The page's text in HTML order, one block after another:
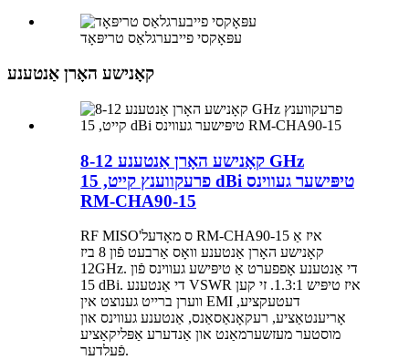
עפּאָקסי פייבערגלאַס טריפּאָד
קאָנישע האָרן אַנטענע
קאָנישע האָרן אַנטענע 8-12 GHz
פרעקווענץ קייט, 15 dBi טיפּישער געווינס
RM-CHA90-15
RF MISO'ס מאָדעל RM-CHA90-15 איז אַ
קאָנישע האָרן אַנטענע וואָס אַרבעט פֿון 8 ביז
12GHz. די אַנטענע אָפפערט אַ טיפּישע געווינס פֿון
15 dBi. די אַנטענע VSWR איז טיפּיש 1.3:1. זי קען
ווערן ברייט גענוצט אין EMI דעטעקציע,
אָריענטאַציע, רעקאָנאַסאַנס, אַנטענע געווינס און
מוסטער מעזשערמאַנט און אַנדערע אַפּליקאַציע
פֿעלדער.